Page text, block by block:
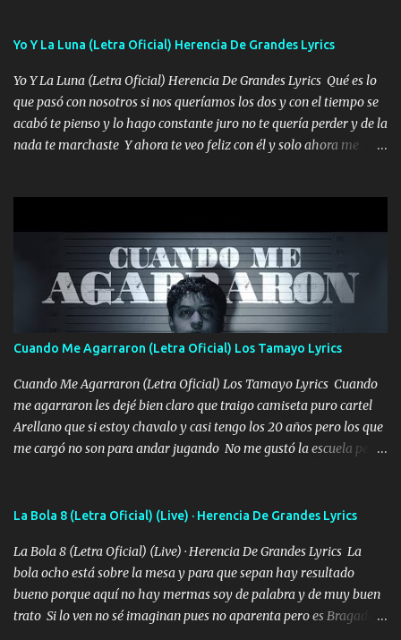
viento a su hijo y aunque ahora ya este con Dios el destino así lo
seguiré esperando hasta volvernos a vernos El recuerdo que yo
tengo de mi mente no se va, en mi corazón me llevo lo mismo que
tu papá, a veces me pongo triste porque no puedo mirarte, mas se
que tu me escuchas porque tu eres mi gran ángel, El desespero me
Yo Y La Luna (Letra Oficial) Herencia De Grandes Lyrics
Yo Y La Luna (Letra Oficial) Herencia De Grandes Lyrics Qué es lo
que pasó con nosotros si nos queríamos los dos y con el tiempo se
acabó te pienso y lo hago constante juro no te quería perder y de la
nada te marchaste Y ahora te veo feliz con él y solo ahora me
pero eso ya no va a pasar me perderé en la soledad Porque me
mirabas bonito si yo no fui el final feliz el final fue triste pa mí Y
duele no tenerte aquí sabiendo que moría por ti yo y la luna
cantamos y por ti nos embriagamos Quién sabe qué será de mí si
contigo fui muy feliz a lo mejor no lloró pero muy en el fondo te
adoro
Cuando Me Agarraron (Letra Oficial) Los Tamayo Lyrics
Cuando Me Agarraron (Letra Oficial) Los Tamayo Lyrics Cuando
me agarraron les dejé bien claro que traigo camiseta puro cartel
Arellano que si estoy chavalo y casi tengo los 20 años pero los que
me cargó no son para andar jugando No me gustó la escuela pero
firme el legado que si como me llamó varios ya se han preguntado
fajado y mi R terciado me van a ver allá por TJ para un licenciado
mando un abrazo andamos al cien Choritas también Música
Ando en la colonia bien acelerado traigo un M2 que nunca me ha
fallado para mi compadre mandó un fuerte abrazo también al
La Bola 8 (Letra Oficial) (Live) · Herencia De Grandes Lyrics
La Bola 8 (Letra Oficial) (Live) · Herencia De Grandes Lyrics La
bola ocho está sobre la mesa y para que sepan hay resultado
bueno porque aquí no hay mermas soy de palabra y de muy buen
trato Si lo ven no sé imaginan pues no aparenta pero es Bragado a